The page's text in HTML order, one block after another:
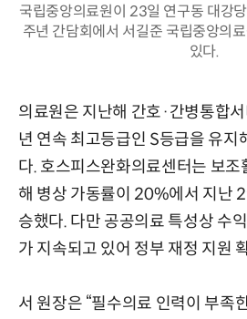
국립중앙의료원이 23일 연구동 대강
주년 간담회에서 서길준 국립중앙의
있다.
의료원은 지난해 간호·간병통합
년 연속 최고등급인 S등급을 유지
다. 호스피스완화의료센터는 보
해 병상 가동률이 20%에서 지난
승했다. 다만 공공의료 특성상 수
가 지속되고 있어 정부 재정 지원
서 원장은 “필수의료 인력이 부족